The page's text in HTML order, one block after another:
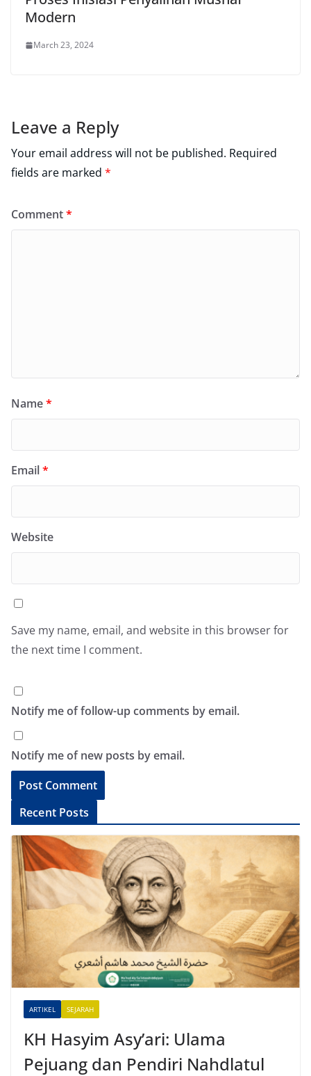
Modern
March 23, 2024
Leave a Reply
Your email address will not be published. Required
fields are marked *
Comment*
Name*
Email*
Website
Save my name, email, and website in this browser for
the next time I comment.
Notify me of follow-up comments by email.
Notify me of new posts by email.
l
t
v
Recent Posts
ARTIKEL SEJARAH
KH Hasyim Asy’ari: Ulama
Pejuang dan Pendiri Nahdlatul